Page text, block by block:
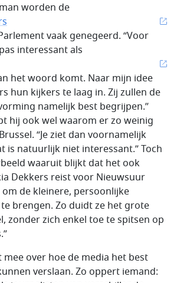
worden de
vaak genegeerd. “Voor
interessant als
het woord komt. Naar mijn idee
hun kijkers te laag in. Zij zullen de
namelijk best begrijpen.”
hij ook wel waarom er zo weinig
“Je ziet dan voornamelijk
is natuurlijk niet interessant.” Toch
waaruit blijkt dat het ook
Dekkers reist voor Nieuwsuur
de kleinere, persoonlijke
brengen. Zo duidt ze het grote
zonder zich enkel toe te spitsen op
over hoe de media het best
verslaan. Zo oppert iemand: